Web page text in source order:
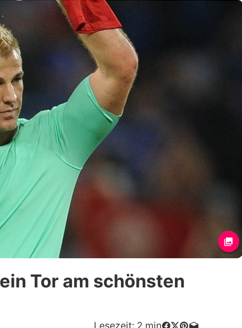
Stars
& Serien
& Liebe
Exklusiv
auf Promiflash
Jobs
Richtlinien
Tor am schönsten
Lesezeit: 2 min